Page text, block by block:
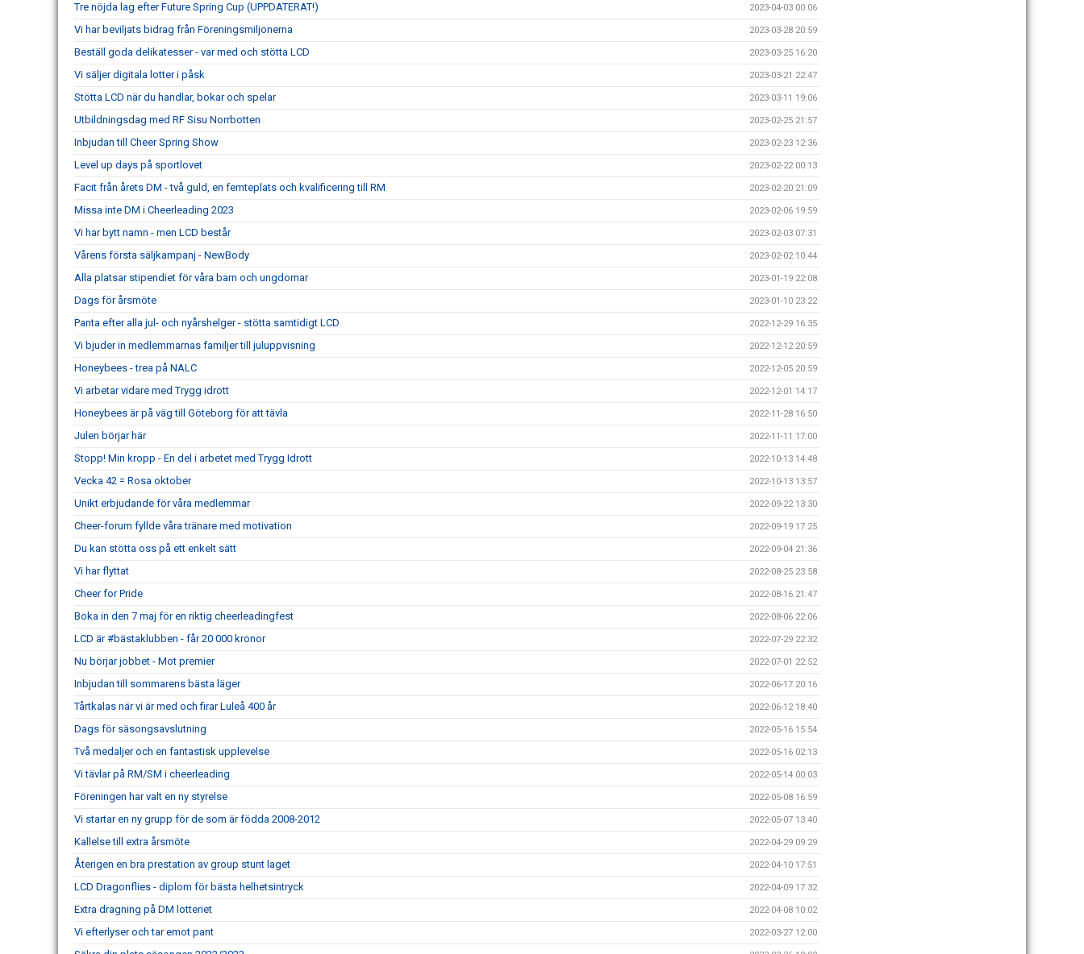
Tre nöjda lag efter Future Spring Cup (UPPDATERAT!) 2023-04-03 00:06
Vi har beviljats bidrag från Föreningsmiljonerna 2023-03-28 20:59
Beställ goda delikatesser - var med och stötta LCD 2023-03-25 16:20
Vi säljer digitala lotter i påsk 2023-03-21 22:47
Stötta LCD när du handlar, bokar och spelar 2023-03-11 19:06
Utbildningsdag med RF Sisu Norrbotten 2023-02-25 21:57
Inbjudan till Cheer Spring Show 2023-02-23 12:36
Level up days på sportlovet 2023-02-22 00:13
Facit från årets DM - två guld, en femteplats och kvalificering till RM 2023-02-20 21:09
Missa inte DM i Cheerleading 2023 2023-02-06 19:59
Vi har bytt namn - men LCD består 2023-02-03 07:31
Vårens första säljkampanj - NewBody 2023-02-02 10:44
Alla platsar stipendiet för våra barn och ungdomar 2023-01-19 22:08
Dags för årsmöte 2023-01-10 23:22
Panta efter alla jul- och nyårshelger - stötta samtidigt LCD 2022-12-29 16:35
Vi bjuder in medlemmarnas familjer till juluppvisning 2022-12-12 20:59
Honeybees - trea på NALC 2022-12-05 20:59
Vi arbetar vidare med Trygg idrott 2022-12-01 14:17
Honeybees är på väg till Göteborg för att tävla 2022-11-28 16:50
Julen börjar här 2022-11-11 17:00
Stopp! Min kropp - En del i arbetet med Trygg Idrott 2022-10-13 14:48
Vecka 42 = Rosa oktober 2022-10-13 13:57
Unikt erbjudande för våra medlemmar 2022-09-22 13:30
Cheer-forum fyllde våra tränare med motivation 2022-09-19 17:25
Du kan stötta oss på ett enkelt sätt 2022-09-04 21:36
Vi har flyttat 2022-08-25 23:58
Cheer for Pride 2022-08-16 21:47
Boka in den 7 maj för en riktig cheerleadingfest 2022-08-06 22:06
LCD är #bästaklubben - får 20 000 kronor 2022-07-29 22:32
Nu börjar jobbet - Mot premier 2022-07-01 22:52
Inbjudan till sommarens bästa läger 2022-06-17 20:16
Tårtkalas när vi är med och firar Luleå 400 år 2022-06-12 18:40
Dags för säsongsavslutning 2022-05-16 15:54
Två medaljer och en fantastisk upplevelse 2022-05-16 02:13
Vi tävlar på RM/SM i cheerleading 2022-05-14 00:03
Föreningen har valt en ny styrelse 2022-05-08 16:59
Vi startar en ny grupp för de som är födda 2008-2012 2022-05-07 13:40
Kallelse till extra årsmöte 2022-04-29 09:29
Återigen en bra prestation av group stunt laget 2022-04-10 17:51
LCD Dragonflies - diplom för bästa helhetsintryck 2022-04-09 17:32
Extra dragning på DM lotteriet 2022-04-08 10:02
Vi efterlyser och tar emot pant 2022-03-27 12:00